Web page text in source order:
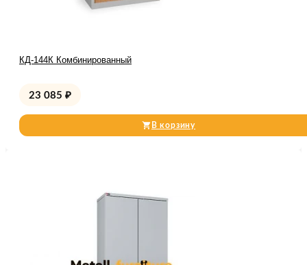
КД-144К Комбинированный
23 085 ₽
В корзину